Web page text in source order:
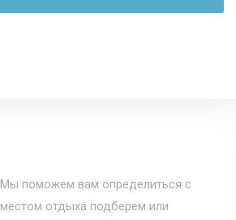
Мы поможем вам определиться с
местом отдыха подберем или